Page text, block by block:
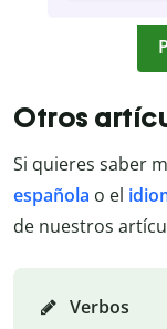
Otros
Si quieres saber
española o el
de nuestros
Verbos